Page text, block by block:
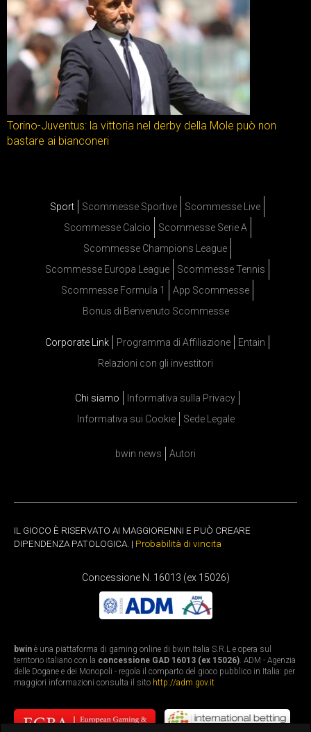
Torino-Juventus: la vittoria nel derby della Mole può non
bastare ai bianconeri
Sport Scommesse Sportive
Scommesse Live
Scommesse Calcio
Scommesse Serie A
Scommesse Champions League
Scommesse Europa League
Scommesse Tennis
Scommesse Formula 1
App Scommesse
Bonus di Benvenuto Scommesse
Corporate Link Programma di Affiliazione
Entain
Relazioni con gli investitori
Chi siamo
Informativa sulla Privacy
Informativa sui Cookie
Sede Legale
bwin news Autori
IL GIOCO È RISERVATO AI MAGGIORENNI E PUÒ CREARE
DIPENDENZA PATOLOGICA. | Probabilità di vincita
Concessione N. 16013 (ex 15026)
bwin è una piattaforma di gaming online di bwin Italia S.R.L e opera sul
territorio italiano con la concessione GAD 16013 (ex 15026). ADM - Agenzia
delle Dogane e dei Monopoli - regola il comparto del gioco pubblico in Italia: per
maggiori informazioni consulta il sito http://adm.gov.it